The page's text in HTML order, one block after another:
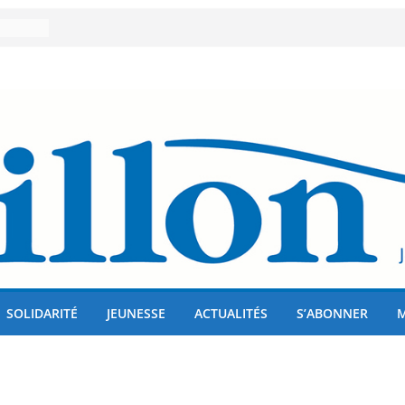
!
SOLIDARITÉ JEUNESSE ACTUALITÉS S’ABONNER